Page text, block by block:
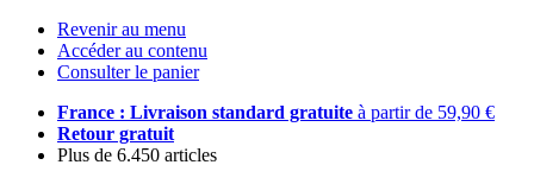
Revenir au menu
Accéder au contenu
Consulter le panier
France : Livraison standard gratuite à partir de 59,90 €
Retour gratuit
Plus de 6.450 articles